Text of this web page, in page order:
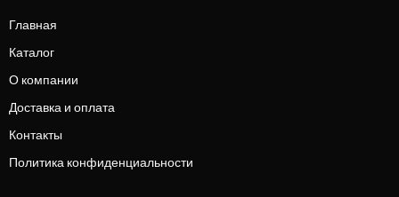
Главная
Каталог
О компании
Доставка и оплата
Контакты
Политика конфиденциальности